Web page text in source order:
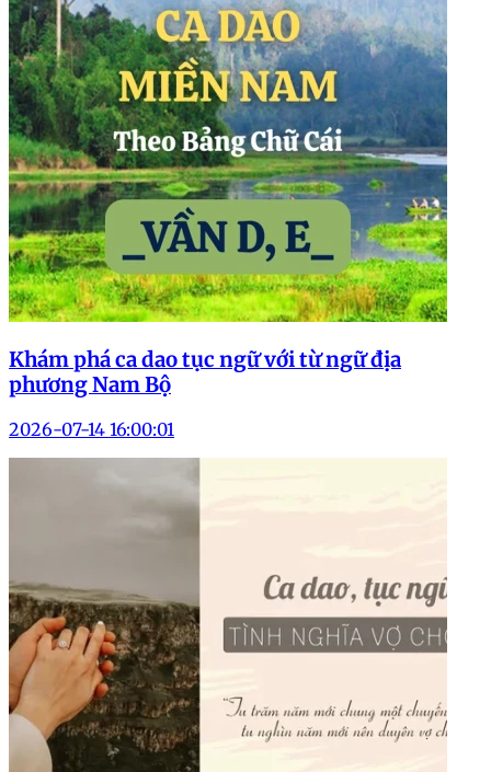
Khám phá ca dao tục ngữ với từ ngữ địa
phương Nam Bộ
2026-07-14 16:00:01